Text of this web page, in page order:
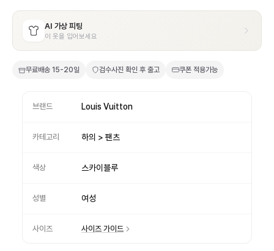
AI 가상 피팅
이 옷을 입어보세요
무료배송 15-20일 검수사진 확인 후 출고 쿠폰 적용가능
브랜드 Louis Vuitton
카테고리 하의 > 팬츠
색상 스카이블루
성별 여성
사이즈 사이즈 가이드